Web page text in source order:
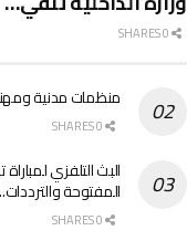
منظمات مدنية
البث التلفزي
المفتوحة والترددات..